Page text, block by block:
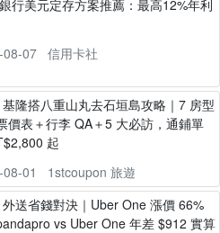
行美元定存方案推薦：最高12%年利
07
信用卡社
隆搭八重山丸去石垣島攻略｜7 房型
價表＋行李 QA＋5 大必訪，通鋪單
起
01
1stcoupon 旅遊
送省錢對決｜Uber One 漲價 66%
vs Uber One 年差 $912 實算